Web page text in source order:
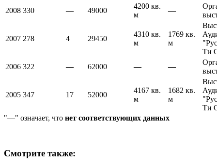
2008 330 — 49000
4200 кв.
м
—
2007 278 4 29450
4310 кв.
м
1769 кв.
м
Ти
2006 322 — 62000 — —
2005 347 17 52000
4167 кв.
м
1682 кв.
м
Ти
"—" означает, что нет соответствующих данных
Смотрите также: